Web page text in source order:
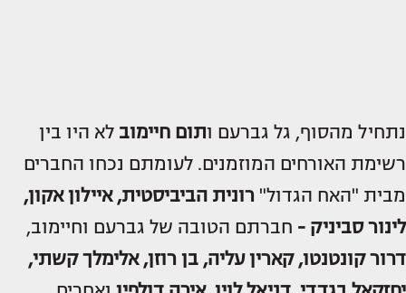
נתחיל מהסוף, גל גברעם ותום חיימוב לא היו בין
רשימת האורחים המוזמנים. לעומתם נכחו החברים
מבית "האח הגדול" רונית הביביסטית, איילון אקון,
לינור סביניק - חברתם הטובה של גברעם וחיימוב,
דרור קונטנטו, קארין עליה, בן רוזן, אלימלך קשתי,